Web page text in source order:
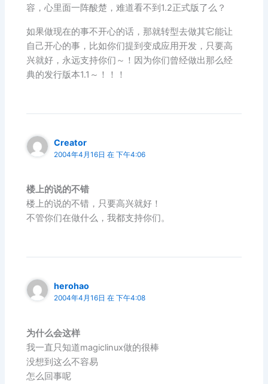
容，心里面一阵酸楚，难道看不到1.2正式版了么？
如果做现在的事不开心的话，那就转型去做其它能让
自己开心的事，比如你们提到变成应用开发，只要高
兴就好，永远支持你们～！因为你们曾经做出那么经
典的发行版本1.1～！！！
Creator
2004年4月16日 在 下午4:06
楼上的说的不错
楼上的说的不错，只要高兴就好！
不管你们在做什么，我都支持你们。
herohao
2004年4月16日 在 下午4:08
为什么会这样
我一直只知道magiclinux做的很棒
没想到这么不容易
怎么回事呢